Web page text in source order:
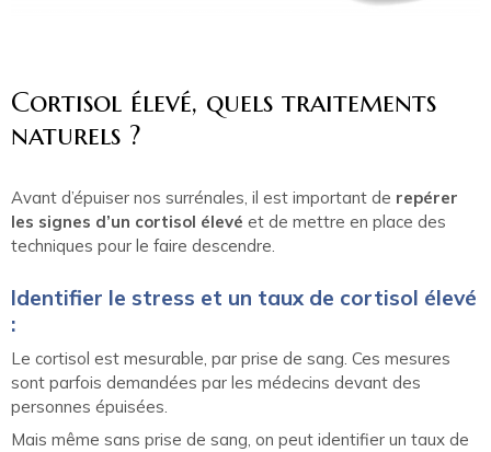
Cortisol élevé, quels traitements
naturels ?
Avant d’épuiser nos surrénales, il est important de repérer
les signes d’un cortisol élevé et de mettre en place des
techniques pour le faire descendre.
Identifier le stress et un taux de cortisol élevé
:
Le cortisol est mesurable, par prise de sang. Ces mesures
sont parfois demandées par les médecins devant des
personnes épuisées.
Mais même sans prise de sang, on peut identifier un taux de